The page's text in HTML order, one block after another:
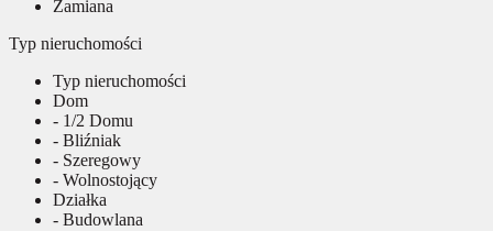
Zamiana
Typ nieruchomości
Typ nieruchomości
Dom
- 1/2 Domu
- Bliźniak
- Szeregowy
- Wolnostojący
Działka
- Budowlana